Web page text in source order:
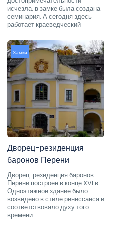
исчезла, в замке была создана
семинария. А сегодня здесь
работает краеведческий
Замки
Дворец-резиденция
баронов Перени
Дворец-резеденция баронов
Перени построен в конце XVI в.
Одноэтажное здание было
возведено в стиле ренессанса и
соответствовало духу того
времени.